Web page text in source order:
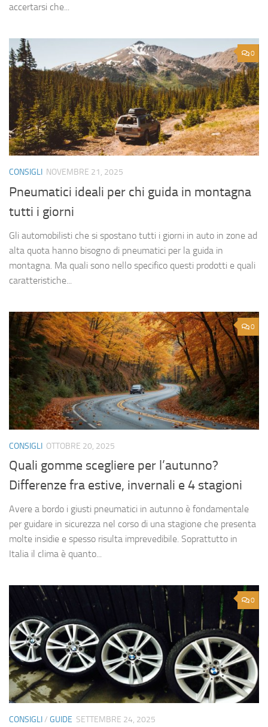
accertarsi che...
0
CONSIGLI NOVEMBRE 21, 2025
Pneumatici ideali per chi guida in montagna
tutti i giorni
Gli automobilisti che si spostano tutti i giorni in auto in zone ad
alta quota hanno bisogno di pneumatici per la guida in
montagna. Ma quali sono nello specifico questi prodotti e quali
caratteristiche...
0
CONSIGLI OTTOBRE 20, 2025
Quali gomme scegliere per l’autunno?
Differenze fra estive, invernali e 4 stagioni
Avere a bordo i giusti pneumatici in autunno è fondamentale
per guidare in sicurezza nel corso di una stagione che presenta
molte insidie e spesso risulta imprevedibile. Soprattutto in
Italia il clima è quanto...
0
CONSIGLI/ GUIDE SETTEMBRE 24, 2025